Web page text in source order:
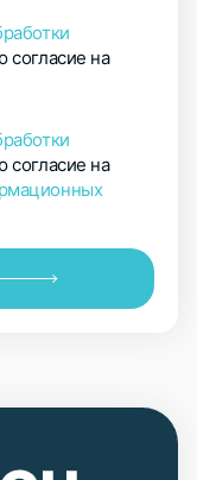
согласие на
согласие на